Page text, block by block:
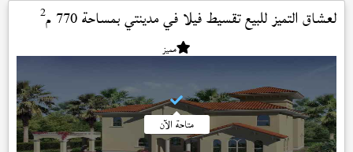
لعشاق التميز للبيع تقسيط فيلا فيمدينتيبمساحة 770 م 2
مميز
متاحة الآن